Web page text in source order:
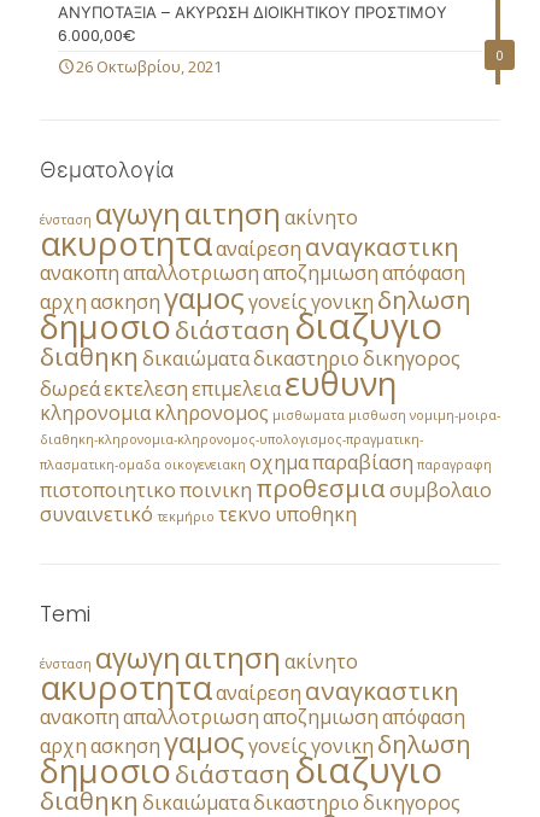
0
ΑΝΥΠΟΤΑΞΙΑ – ΑΚΥΡΩΣΗ ΔΙΟΙΚΗΤΙΚΟΥ ΠΡΟΣΤΙΜΟΥ
6.000,00€
26 Οκτωβρίου, 2021
Θεματολογία
ένσταση αγωγηαιτηση ακίνητο
ακυροτητααναίρεση αναγκαστικη
ανακοπηαπαλλοτριωσηαποζημιωσηαπόφαση
αρχηασκησηγαμοςγονείςγονικη δηλωση
δημοσιοδιάσταση διαζυγιο
διαθηκη δικαιώματαδικαστηριοδικηγορος
δωρεάεκτελεσηεπιμελειαευθυνη
κληρονομιακληρονομος μισθωματα μισθωση νομιμη-μοιρα-
διαθηκη-κληρονομια-κληρονομος-υπολογισμος-πραγματικη-
πλασματικη-ομαδα οικογενειακη οχημαπαραβίαση παραγραφη
πιστοποιητικοποινικη προθεσμιασυμβολαιο
συναινετικό τεκμήριο τεκνο υποθηκη
Temi
ένσταση αγωγηαιτηση ακίνητο
ακυροτητααναίρεση αναγκαστικη
ανακοπηαπαλλοτριωσηαποζημιωσηαπόφαση
αρχηασκησηγαμοςγονείςγονικη δηλωση
δημοσιοδιάσταση διαζυγιο
διαθηκη δικαιώματαδικαστηριοδικηγορος